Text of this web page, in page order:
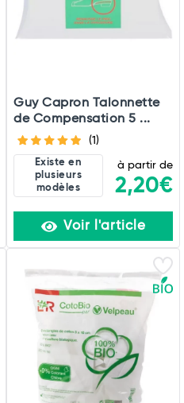
Guy Capron Talonnette
de Compensation 5 ...
(1)
Existe en
plusieurs
modèles
à partir de
2,20€
Voir l'article